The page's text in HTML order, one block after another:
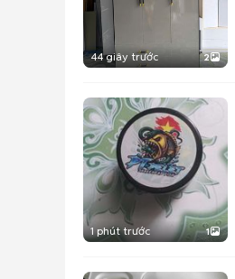
44 giây trước 2
1 phút trước 1